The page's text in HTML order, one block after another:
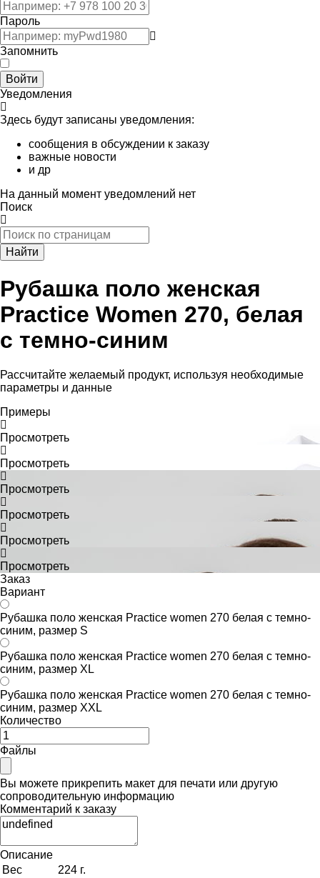
Пароль
Запомнить
Войти
Уведомления
Здесь будут записаны уведомления:
сообщения в обсуждении к заказу
важные новости
и др
На данный момент уведомлений нет
Поиск
Найти
Рубашка поло женская
Practice Women 270, белая
с темно-синим
Рассчитайте желаемый продукт, используя необходимые
параметры и данные
Примеры
Просмотреть
Просмотреть
Просмотреть
Просмотреть
Просмотреть
Просмотреть
Заказ
Вариант
Рубашка поло женская Practice women 270 белая с темно-
синим, размер S
Рубашка поло женская Practice women 270 белая с темно-
синим, размер XL
Рубашка поло женская Practice women 270 белая с темно-
синим, размер XXL
Количество
Файлы
Вы можете прикрепить макет для печати или другую
сопроводительную информацию
Комментарий к заказу
Описание
Вес
224 г.